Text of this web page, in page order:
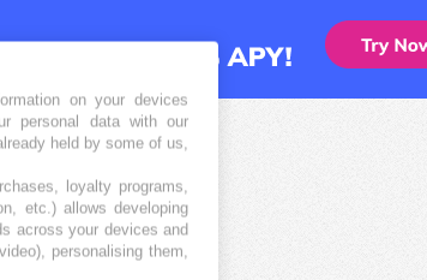
on your devices
personal data with our
held by some of us,
loyalty programs,
etc.) allows developing
across your devices and
personalising them,